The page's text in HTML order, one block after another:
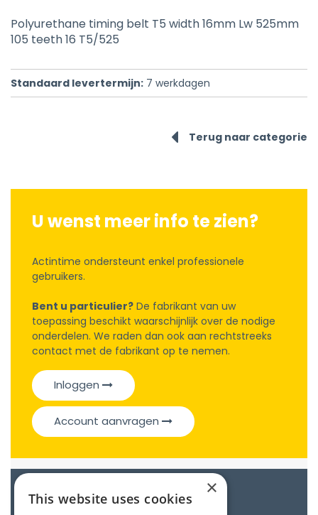
Polyurethane timing belt T5 width 16mm Lw 525mm
105 teeth 16 T5/525
Standaard levertermijn: 7 werkdagen
Terug naar categorie
U wenst meer info te zien?
Actintime ondersteunt enkel professionele
gebruikers.
Bent u particulier? De fabrikant van uw
toepassing beschikt waarschijnlijk over de nodige
onderdelen. We raden dan ook aan rechtstreeks
contact met de fabrikant op te nemen.
Inloggen
Account aanvragen
Catalogue
×
This website uses cookies